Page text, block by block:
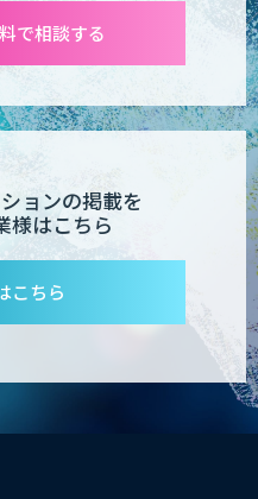
で相談する
ョンの掲載を
様はこちら
こちら